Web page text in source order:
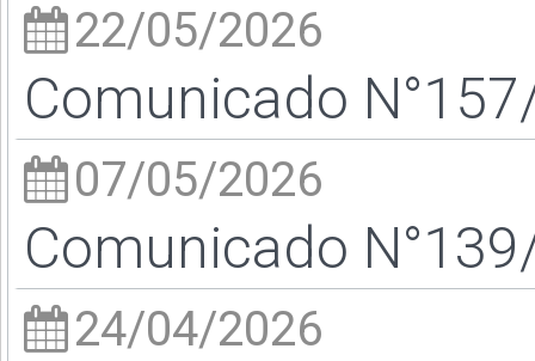
22/05/2026
Comunicado
07/05/2026
Comunicado
24/04/2026